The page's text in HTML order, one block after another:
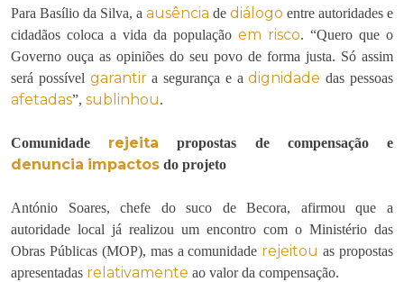
Para Basílio da Silva, a ausência de diálogo entre autoridades e
cidadãos coloca a vida da população em risco. “Quero que o
Governo ouça as opiniões do seu povo de forma justa. Só assim
será possível garantira segurança e adignidade das pessoas
afetadas”, sublinhou.
Comunidade rejeita propostas de compensação e
denuncia impactos do projeto
António Soares, chefe do suco de Becora, afirmou que a
autoridade local já realizou um encontro com o Ministério das
Obras Públicas (MOP), mas a comunidade rejeitou as propostas
apresentadas relativamente ao valor da compensação.